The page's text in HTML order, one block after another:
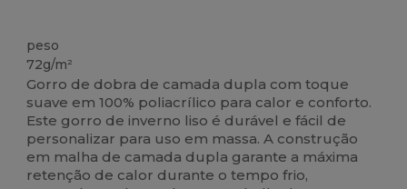
peso
72g/m²
Gorro de dobra de camada dupla com toque
suave em 100% poliacrílico para calor e conforto.
Este gorro de inverno liso é durável e fácil de
personalizar para uso em massa. A construção
em malha de camada dupla garante a máxima
retenção de calor durante o tempo frio,